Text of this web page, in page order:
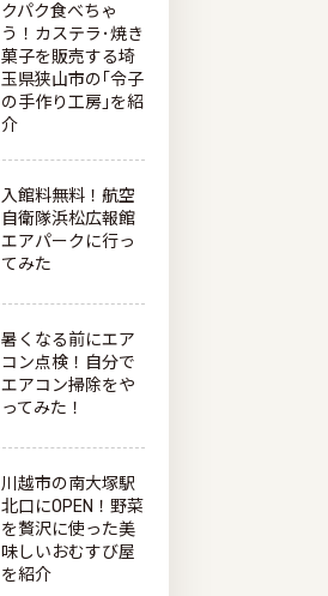
クパク食べちゃ
う！カステラ･焼き
菓子を販売する埼
玉県狭山市の｢令子
の手作り工房｣を紹
介
入館料無料！航空
自衛隊浜松広報館
エアパークに行っ
てみた
暑くなる前にエア
コン点検！自分で
エアコン掃除をや
ってみた！
川越市の南大塚駅
北口にOPEN！野菜
を贅沢に使った美
味しいおむすび屋
を紹介